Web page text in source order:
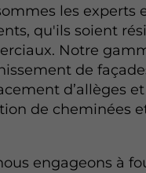
les experts
qu'ils soient
Notre
de
d’allèges
de cheminées
engageons à